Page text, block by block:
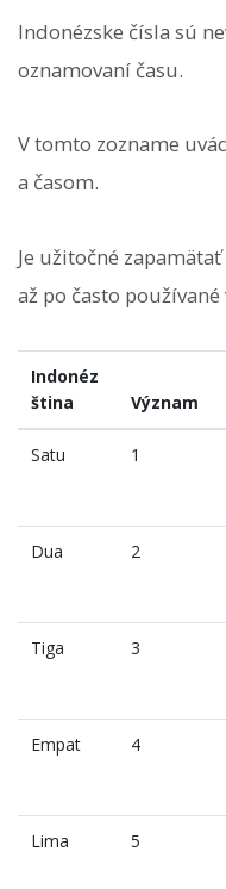
Indonézske čísla sú
oznamovaní času.
V tomto zozname
a časom.
Je užitočné
až po často používané
Indonéz
ština
Význam
Satu 1
Dua 2
Tiga 3
Empat 4
Lima 5